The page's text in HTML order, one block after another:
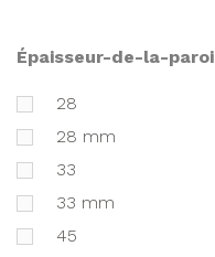
épaisseur-de-la-paroi
28
28 mm
33
33 mm
45